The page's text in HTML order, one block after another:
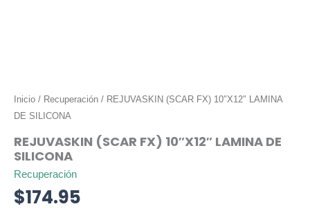
Inicio / Recuperación / REJUVASKIN (SCAR FX) 10″X12″ LAMINA
DE SILICONA
REJUVASKIN (SCAR FX) 10″X12″ LAMINA DE
SILICONA
Recuperación
$174.95